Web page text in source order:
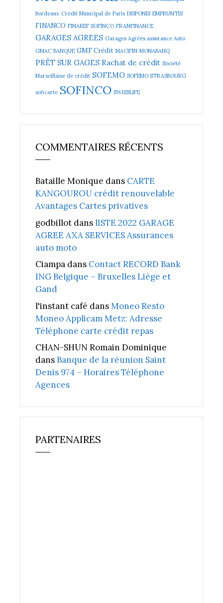
Bordeaux Crédit Municipal de Paris DISPONIS EMPRUNTIS
FINANCO FINAREF SOFINCO FRANFINANCE
GARAGES AGREES Garages Agréés assurance Auto
GMAC BANQUE GMF Crédit MACIFIN MONABANQ
PRËT SUR GAGES Rachat de crédit Société
Marseillaise de crédit SOFEMO SOFEMO STRASBOURG
soficarte SOFINCO SWISSLIFE
COMMENTAIRES RÉCENTS
Bataille Monique dans CARTE
KANGOUROU crédit renouvelable
Avantages Cartes privatives
godbillot danslISTE 2022 GARAGE
AGREE AXA SERVICES Assurances
auto moto
Ciampa dans Contact RECORD Bank
ING Belgique – Bruxelles Liège et
Gand
l'instant café dansMoneo Resto
Moneo Applicam Metz: Adresse
Téléphone carte crédit repas
CHAN-SHUN Romain Dominique
dansBanque de la réunion Saint
Denis 974 – Horaires Téléphone
Agences
PARTENAIRES